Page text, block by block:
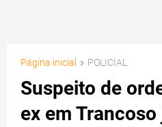
Página inicial POLICIAL
Suspeito de
ex em Trancoso